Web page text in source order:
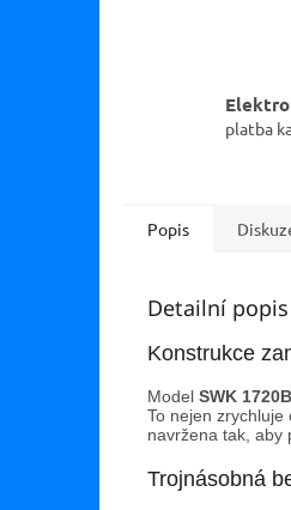
platba
Popis
Detailní
Konstrukce
Model SWK
To nejen
navržena tak, aby
Trojnásobná